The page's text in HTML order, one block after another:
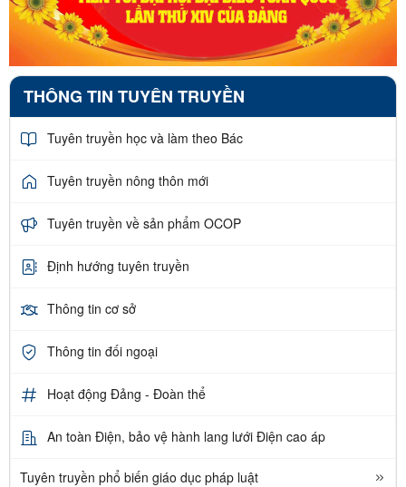
THÔNG TIN TUYÊN TRUYỀN
Tuyên truyền học và làm theo Bác
Tuyên truyền nông thôn mới
Tuyên truyền về sản phẩm OCOP
Định hướng tuyên truyền
Thông tin cơ sở
Thông tin đối ngoại
Hoạt động Đảng - Đoàn thể
An toàn Điện, bảo vệ hành lang lưới Điện cao áp
Tuyên truyền phổ biến giáo dục pháp luật